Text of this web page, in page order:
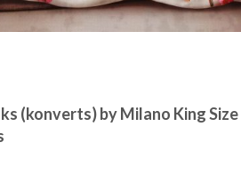
(konverts) by Milano King Size